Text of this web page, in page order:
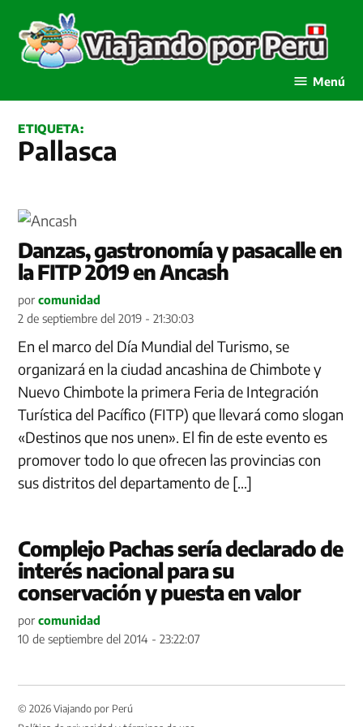
contenido
Menú
ETIQUETA:
Pallasca
Danzas, gastronomía y pasacalle en
la FITP 2019 en Ancash
por comunidad
2 de septiembre del 2019 - 21:30:03
En el marco del Día Mundial del Turismo, se
organizará en la ciudad ancashina de Chimbote y
Nuevo Chimbote la primera Feria de Integración
Turística del Pacífico (FITP) que llevará como slogan
«Destinos que nos unen». El fin de este evento es
promover todo lo que ofrecen las provincias con
sus distritos del departamento de […]
Complejo Pachas sería declarado de
interés nacional para su
conservación y puesta en valor
por comunidad
10 de septiembre del 2014 - 23:22:07
© 2026 Viajando por Perú